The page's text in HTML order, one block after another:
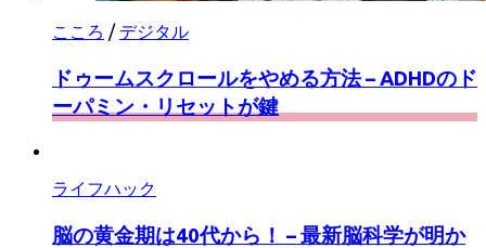
こころ / デジタル
ドゥームスクロールをやめる方法 – ADHDのド
ーパミン・リセットが鍵
ライフハック
脳の黄金期は40代から！ – 最新脳科学が明か